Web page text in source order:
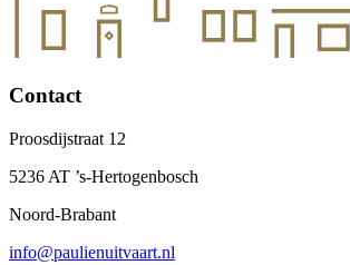
Contact
Proosdijstraat 12
5236 AT ’s-Hertogenbosch
Noord-Brabant
info@paulienuitvaart.nl